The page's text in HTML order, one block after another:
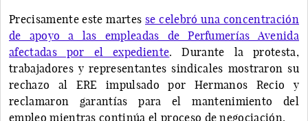
Precisamente este martes se celebró una concentración
de apoyo a las empleadas de Perfumerías Avenida
afectadas por el expediente. Durante la protesta,
trabajadores y representantes sindicales mostraron su
rechazo al ERE impulsado por Hermanos Recio y
reclamaron garantías para el mantenimiento del
empleo mientras continúa el proceso de negociación.